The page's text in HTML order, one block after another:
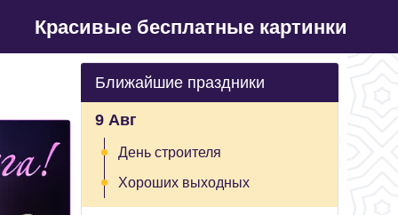
Красивые бесплатные картинки
Ближайшие праздники
9 Авг
День строителя
Хороших выходных